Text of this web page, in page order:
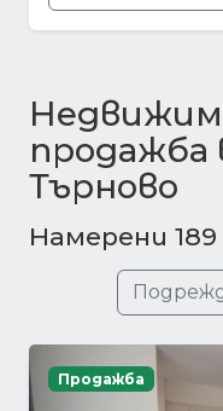
продажба
Търново
Намерени
Продажба